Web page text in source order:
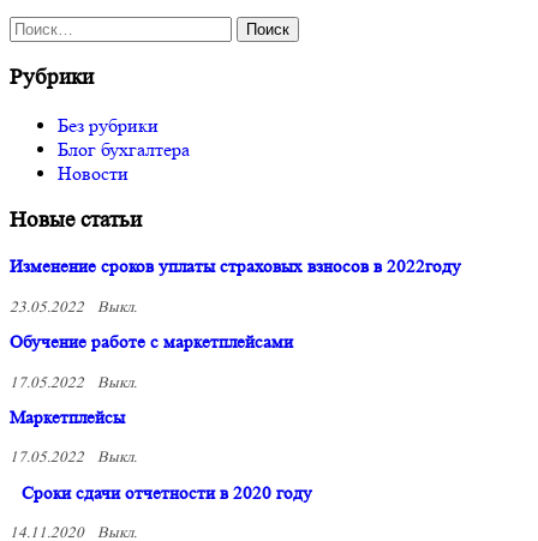
Рубрики
Без рубрики
Блог бухгалтера
Новости
Новые статьи
Изменение сроков уплаты страховых взносов в 2022году
23.05.2022 Выкл.
Обучение работе с маркетплейсами
17.05.2022 Выкл.
Маркетплейсы
17.05.2022 Выкл.
Сроки сдачи отчетности в 2020 году
14.11.2020 Выкл.